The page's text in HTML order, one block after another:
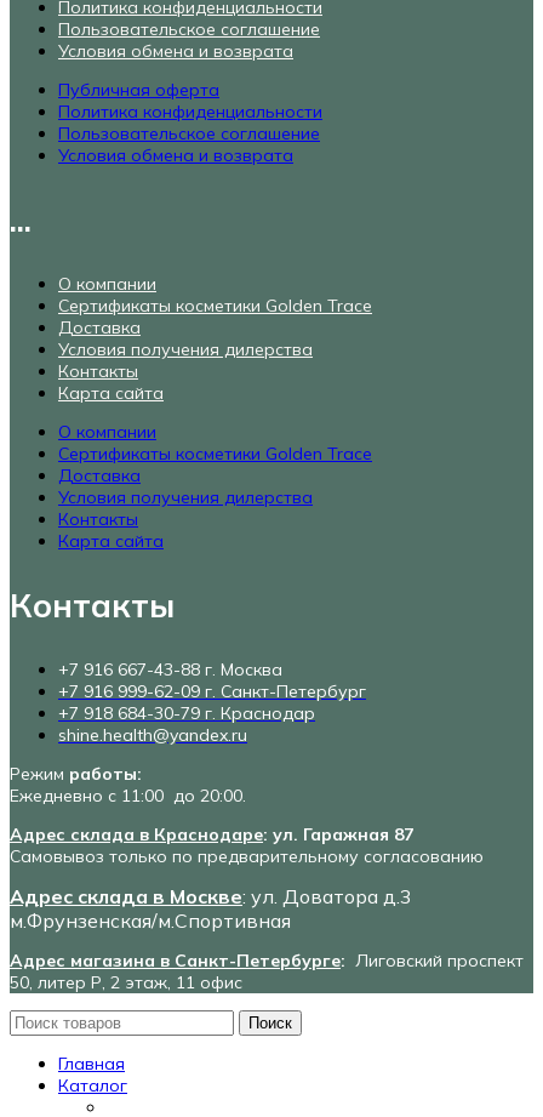
Политика конфиденциальности
Пользовательское соглашение
Условия обмена и возврата
Публичная оферта
Политика конфиденциальности
Пользовательское соглашение
Условия обмена и возврата
...
О компании
Сертификаты косметики Golden Trace
Доставка
Условия получения дилерства
Контакты
Карта сайта
О компании
Сертификаты косметики Golden Trace
Доставка
Условия получения дилерства
Контакты
Карта сайта
Контакты
+7 916 667-43-88 г. Москва
+7 916 999-62-09 г. Санкт-Петербург
+7 918 684-30-79 г. Краснодар
shine.health@yandex.ru
Режим работы:
Ежедневно с 11:00 до 20:00.
Адрес склада в Краснодаре: ул. Гаражная 87
Самовывоз только по предварительному согласованию
Адрес склада в Москве: ул. Доватора д.3
м.Фрунзенская/м.Спортивная
Адрес магазина в Санкт-Петербурге: Лиговский проспект
50, литер Р, 2 этаж, 11 офис
Поиск
Главная
Каталог